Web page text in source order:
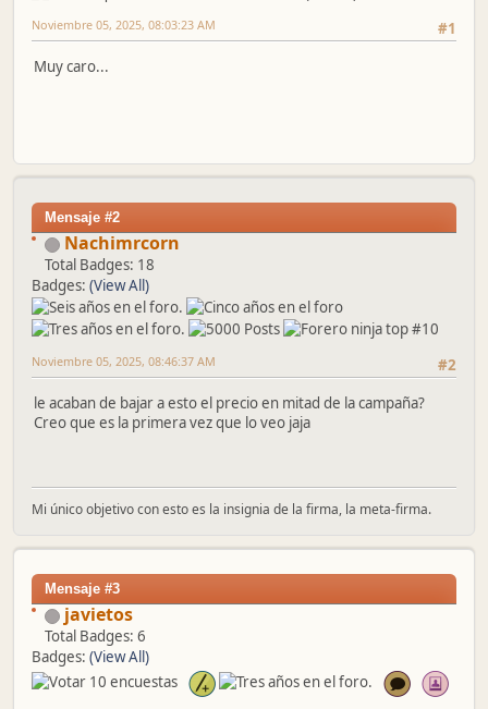
#1
Noviembre 05, 2025, 08:03:23 AM
Muy caro...
Mensaje #2
Nachimrcorn
Total Badges: 18
Badges: (View All)
#2
Noviembre 05, 2025, 08:46:37 AM
le acaban de bajar a esto el precio en mitad de la campaña?
Creo que es la primera vez que lo veo jaja
Mi único objetivo con esto es la insignia de la firma, la meta-firma.
Mensaje #3
javietos
Total Badges: 6
Badges: (View All)